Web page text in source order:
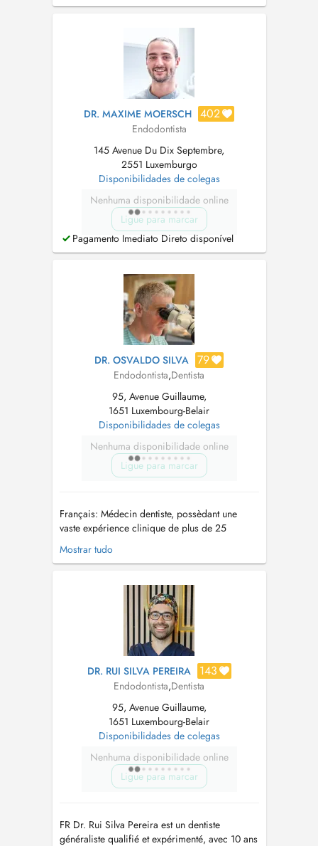
DR. MAXIME MOERSCH 402
Endodontista
145 Avenue Du Dix Septembre,
2551 Luxemburgo
Disponibilidades de colegas
Nenhuma disponibilidade online
Ligue para marcar
Pagamento Imediato Direto disponível
DR. OSVALDO SILVA 79
Endodontista,Dentista
95, Avenue Guillaume,
1651 Luxembourg-Belair
Disponibilidades de colegas
Nenhuma disponibilidade online
Ligue para marcar
Français: Médecin dentiste, possèdant une
vaste expérience clinique de plus de 25
années. Ancien enseignant universitaire
d'Endodontie, à la Faculté de médecine de
catholique portugaise. Expérience approfondie
dans les urgences hospitalières buc...
Mostrar tudo
DR. RUI SILVA PEREIRA 143
Endodontista,Dentista
95, Avenue Guillaume,
1651 Luxembourg-Belair
Disponibilidades de colegas
Nenhuma disponibilidade online
Ligue para marcar
FR Dr. Rui Silva Pereira est un dentiste
généraliste qualifié et expérimenté, avec 10 ans